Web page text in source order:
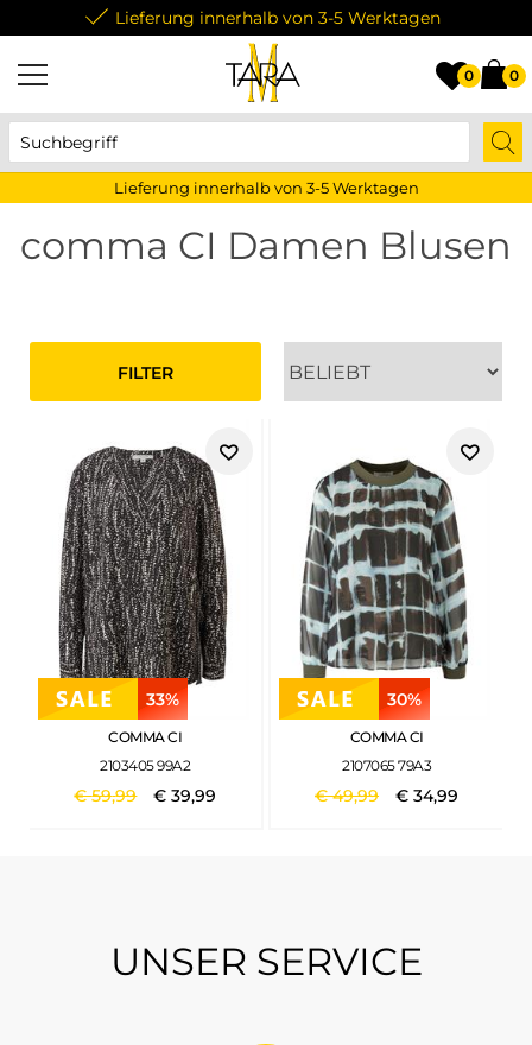
Lieferung innerhalb von 3-5 Werktagen
0 0
Lieferung innerhalb von 3-5 Werktagen
comma CI Damen Blusen
FILTER
33%
COMMA CI
2103405 99A2
€59,99 €39,99
30%
COMMA CI
2107065 79A3
€49,99 €34,99
UNSER SERVICE